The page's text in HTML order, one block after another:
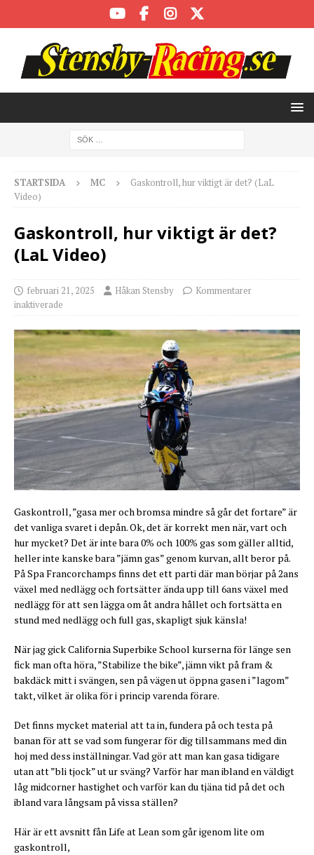
STARTSIDA MC
Gaskontroll, hur viktigt är det? (LaL
Video)
Gaskontroll, hur viktigt är det?
(LaL Video)
februari 21, 2025 Håkan Stensby
Kommentarer
inaktiverade
Gaskontroll, ”gasa mer och bromsa mindre så går det fortare” är
det vanliga svaret i depån. Ok, det är korrekt men när, vart och
hur mycket? Det är inte bara 0% och 100% gas som gäller alltid,
heller inte kanske bara ”jämn gas” genom kurvan, allt beror på.
På Spa Francorchamps finns det ett parti där man börjar på 2ans
växel med nedlägg och fortsätter ända upp till 6ans växel med
nedlägg för att sen lägga om åt andra hållet och fortsätta en
stund med nedlägg och full gas, skapligt sjuk känsla!
När jag gick California Superbike School kurserna för länge sen
fick man ofta höra, ”Stabilize the bike”, jämn vikt på fram &
bakdäck mitt i svängen, sen på vägen ut öppna gasen i ”lagom”
takt, vilket är olika för i princip varenda förare.
Det finns mycket material att ta in, fundera på och testa på
banan för att se vad som fungerar för dig tillsammans med din
hoj med dess inställningar. Vad gör att man kan gasa tidigare
utan att ”bli tjock” ut ur sväng? Varför har man ibland en väldigt
låg midcorner hastighet och varför kan du tjäna tid på det och
ibland vara långsam på vissa ställen?
Här är ett avsnitt fån Life at Lean som går igenom lite om
gaskontroll,